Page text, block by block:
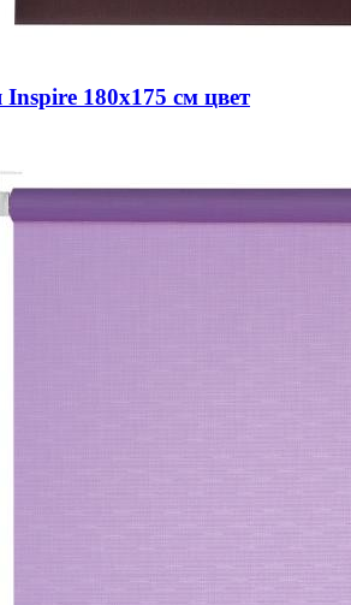
180х175 см цвет